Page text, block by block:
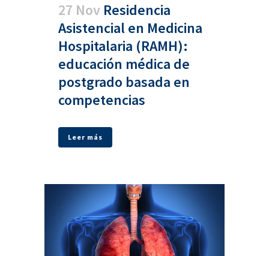
27 Nov Residencia
Asistencial en Medicina
Hospitalaria (RAMH):
educación médica de
postgrado basada en
competencias
Leer más